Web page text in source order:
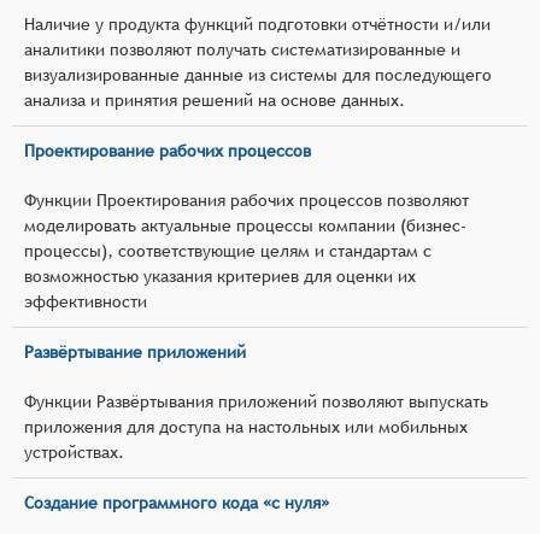
Наличие у продукта функций подготовки отчётности и/или
аналитики позволяют получать систематизированные и
визуализированные данные из системы для последующего
анализа и принятия решений на основе данных.
Проектирование рабочих процессов
Функции Проектирования рабочих процессов позволяют
моделировать актуальные процессы компании (бизнес-
процессы), соответствующие целям и стандартам с
возможностью указания критериев для оценки их
эффективности
Развёртывание приложений
Функции Развёртывания приложений позволяют выпускать
приложения для доступа на настольных или мобильных
устройствах.
Создание программного кода «с нуля»